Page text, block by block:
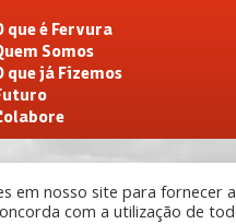
que é Fervura
Somos
que já Fizemos
em nosso site para fornecer
com a utilização de